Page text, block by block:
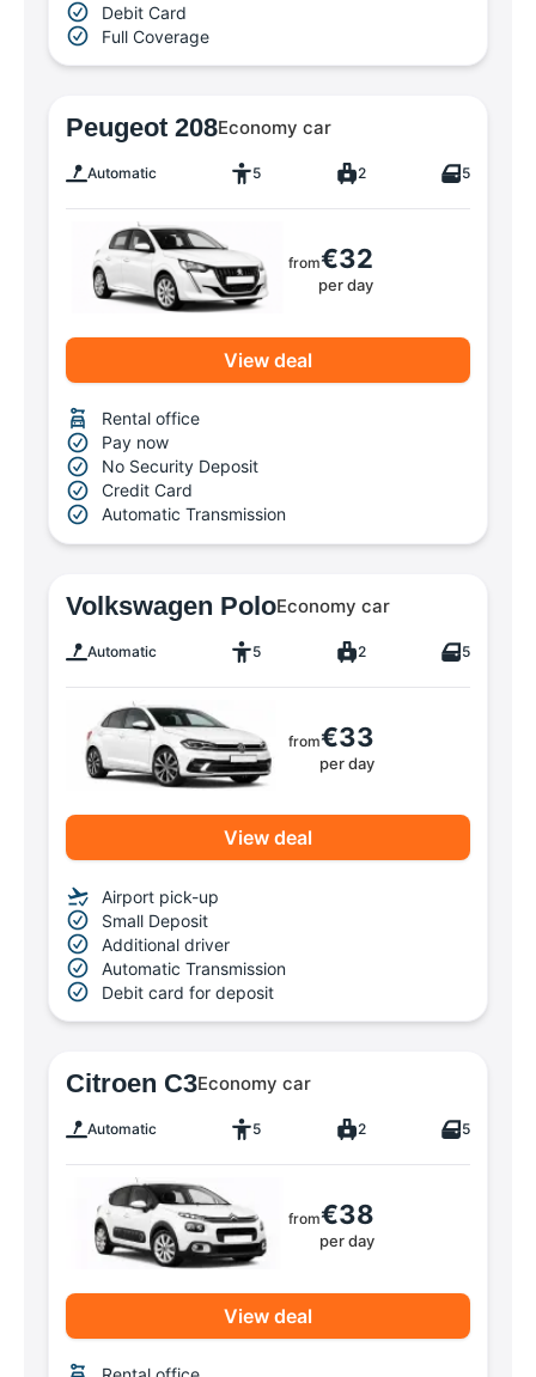
Debit Card
Full Coverage
Peugeot 208Economy car
Automatic 5 2 5
from€32
per day
View deal
Rental office
Pay now
No Security Deposit
Credit Card
Automatic Transmission
Volkswagen PoloEconomy car
Automatic 5 2 5
from€33
per day
View deal
Airport pick-up
Small Deposit
Additional driver
Automatic Transmission
Debit card for deposit
Citroen C3Economy car
Automatic 5 2 5
from€38
per day
View deal